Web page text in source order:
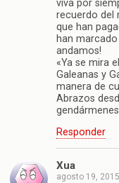
viva por
recuerdo del
que han
han
andamos!
«Ya se mira
Galeanas y
manera de
Abrazos
Responder
Xua
agosto 19, 2015